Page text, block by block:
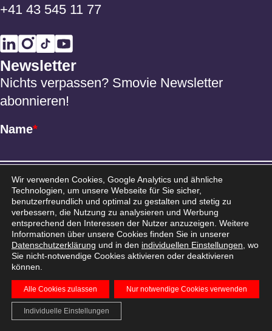
+41 43 545 11 77
Newsletter
Nichts verpassen? Smovie Newsletter
abonnieren!
Name*
AGBDatenschutzImpressum
© 2026 Smovie
Wir verwenden Cookies, Google Analytics und ähnliche
Technologien, um unsere Webseite für Sie sicher,
benutzerfreundlich und optimal zu gestalten und stetig zu
verbessern, die Nutzung zu analysieren und Werbung
entsprechend den Interessen der Nutzer anzuzeigen. Weitere
Informationen über unsere Cookies finden Sie in unserer
Datenschutzerklärung und in den individuellen Einstellungen , wo
Sie nicht-notwendige Cookies aktivieren oder deaktivieren
können.
Alle Cookies zulassen Nur notwendige Cookies verwenden
Individuelle Einstellungen